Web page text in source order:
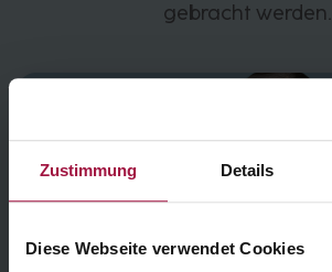
Zustimmung Details
Diese Webseite verwendet Cookies
gebracht werden.